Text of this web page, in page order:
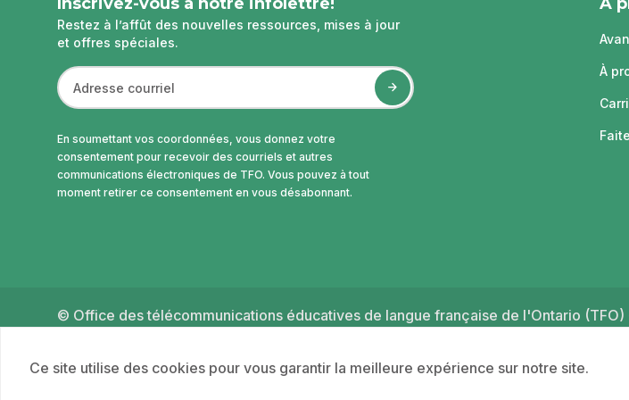
Restez à l’affût des nouvelles ressources, mises à jour
et offres spéciales.
En soumettant vos coordonnées, vous donnez votre
consentement pour recevoir des courriels et autres
communications électroniques de TFO. Vous pouvez à tout
moment retirer ce consentement en vous désabonnant.
À
© Office des télécommunications éducatives de langue française de l'Ontario (TFO)
Ce site utilise des cookies pour vous garantir la meilleure expérience sur notre site.